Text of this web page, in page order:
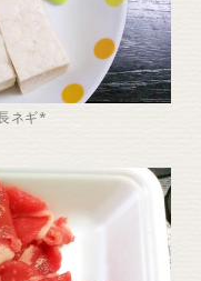
ネギ*